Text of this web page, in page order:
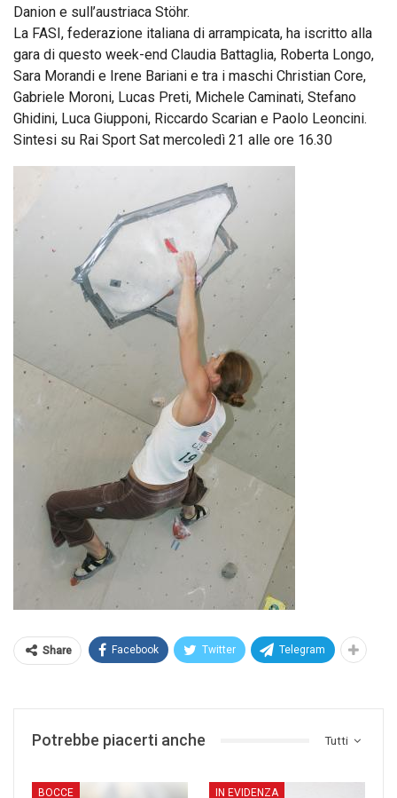
Danion e sull’austriaca Stöhr.
La FASI, federazione italiana di arrampicata, ha iscritto alla
gara di questo week-end Claudia Battaglia, Roberta Longo,
Sara Morandi e Irene Bariani e tra i maschi Christian Core,
Gabriele Moroni, Lucas Preti, Michele Caminati, Stefano
Ghidini, Luca Giupponi, Riccardo Scarian e Paolo Leoncini.
Sintesi su Rai Sport Sat mercoledì 21 alle ore 16.30
Share Facebook Twitter Telegram
Tutti
Potrebbe piacerti anche
BOCCE IN EVIDENZA